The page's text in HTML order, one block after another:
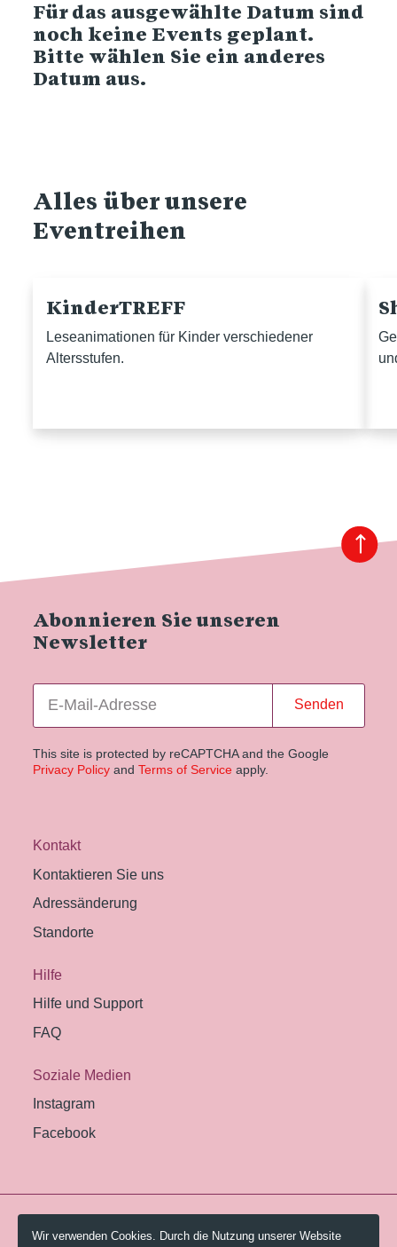
Für das ausgewählte Datum sind
noch keine Events geplant.
Bitte wählen Sie ein anderes
Datum aus.
Alles über unsere
Eventreihen
KinderTREFF
Leseanimationen für Kinder verschiedener
Altersstufen.
Abonnieren Sie unseren
Newsletter
Senden
This site is protected by reCAPTCHA and the Google
Privacy Policyand Terms of Service apply.
Kontakt
Kontaktieren Sie uns
Adressänderung
Standorte
Hilfe
Hilfe und Support
FAQ
Soziale Medien
Instagram
Facebook
© 2026 Pestalozzi-Bibliothek Zürich.
Wir verwenden Cookies. Durch die Nutzung unserer Website